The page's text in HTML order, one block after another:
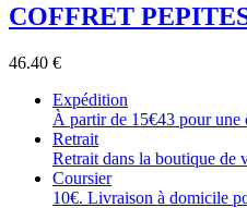
COFFRET
46.40 €
Expédition
À partir de 15€43 pour une
Retrait
Retrait dans la boutique
Coursier
10€. Livraison à domicile